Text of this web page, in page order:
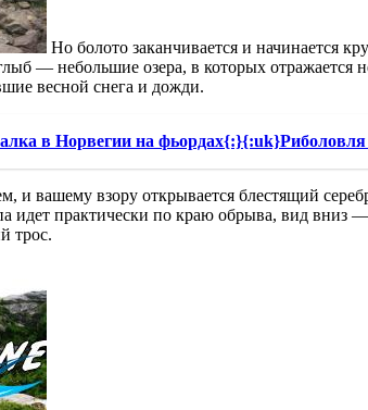
Но болото заканчивается и начинается
— небольшие озера, в которых отражается
весной снега и дожди.
в Норвегии на фьордах{:}{:uk}Риболовля
и вашему взору открывается блестящий
идет практически по краю обрыва, вид вниз
трос.